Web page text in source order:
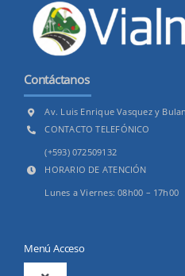
Contáctanos
Av. Luis Enrique Vasquez y
CONTACTO TELEFÓNICO
(+593) 072509132
HORARIO DE ATENCIÓN
Lunes a Viernes: 08h00 – 17h00
Menú Acceso